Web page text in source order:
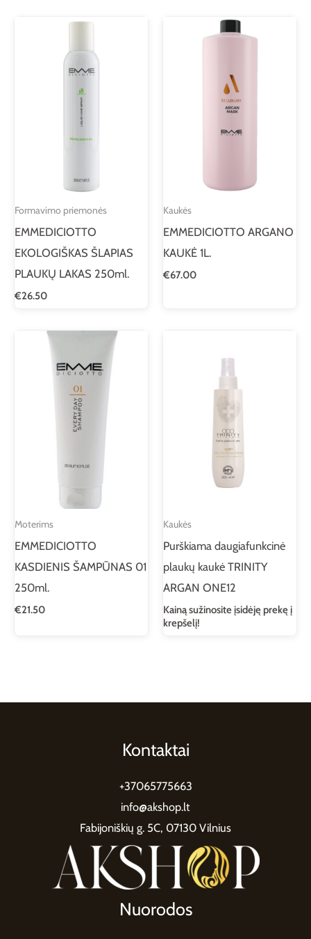
Formavimo priemonės
EMMEDICIOTTO
EKOLOGIŠKAS ŠLAPIAS
PLAUKŲ LAKAS 250ml.
€26.50
Kaukės
EMMEDICIOTTO ARGANO
KAUKĖ 1L.
€67.00
Moterims
EMMEDICIOTTO
KASDIENIS ŠAMPŪNAS 01
250ml.
€21.50
Kaukės
Purškiama daugiafunkcinė
plaukų kaukė TRINITY
ARGAN ONE12
Kainą sužinosite įsidėję prekę į
krepšelį!
Kontaktai
+37065775663
info@akshop.lt
Fabijoniškių g. 5C, 07130 Vilnius
Nuorodos